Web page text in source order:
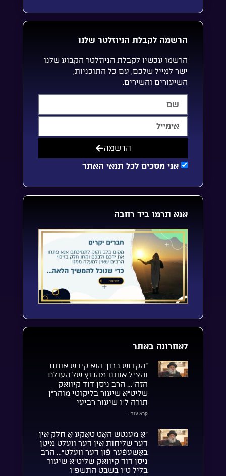
הרשמה לקבלת הניוזלטר שלנו
הרשמו עכשיו לקבלת הניוזלטר הקבוע שלנו
ישר למייל שלכם, עם כל התוכניות,
השיעורים והשירים.
אני מסכים לכל תנאי האתר
הרשמה
אנא תרמו ביד רחבה
לאחרונה באתר
“הקדוש ברוך הוא קידש אותנו
והציל אותנו מהבוץ של העולם
הזה”… הרב ניסן דוד קיוואק
שליט”א שיעור בליקוטי מוהר”ן
תורה ל”ו שיעור רביעי
קרא עוד...
“אַ מענטש האָט טאַקע אַ חלק אין
דער שליחות אין דער וועלט מיטן
באַשעפֿער פֿון דער וועלט”… הרב
ניסן דוד קיוואק שליט”א שיעור
בליל ט”ו בשבט התשפ”ו